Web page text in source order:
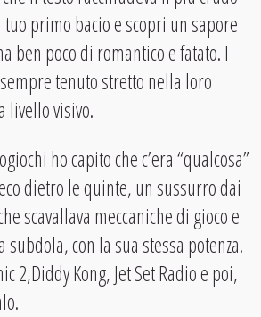
primo bacio e scopri un sapore
ben poco di romantico e fatato. I
tenuto stretto nella loro
livello visivo.
ho capito che c’era “qualcosa”
dietro le quinte, un sussurro dai
scavallava meccaniche di gioco e
con la sua stessa potenza.
2,Diddy Kong, Jet Set Radio e poi,